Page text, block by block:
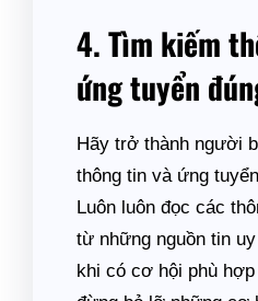
4. Tìm kiếm
ứng tuyển
Hãy trở thành người
thông tin và ứng
Luôn luôn đọc các
từ những nguồn tin
khi có cơ hội phù